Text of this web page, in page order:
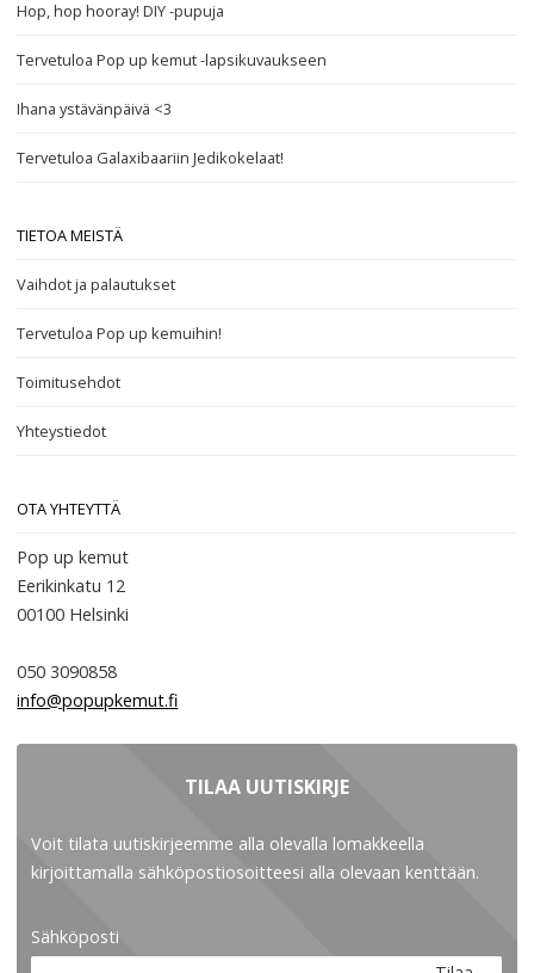
Hop, hop hooray! DIY -pupuja
Tervetuloa Pop up kemut -lapsikuvaukseen
Ihana ystävänpäivä <3
Tervetuloa Galaxibaariin Jedikokelaat!
TIETOA MEISTÄ
Vaihdot ja palautukset
Tervetuloa Pop up kemuihin!
Toimitusehdot
Yhteystiedot
OTA YHTEYTTÄ
Pop up kemut
Eerikinkatu 12
00100 Helsinki
050 3090858
info@popupkemut.fi
TILAA UUTISKIRJE
Voit tilata uutiskirjeemme alla olevalla lomakkeella
kirjoittamalla sähköpostiosoitteesi alla olevaan kenttään.
Sähköposti